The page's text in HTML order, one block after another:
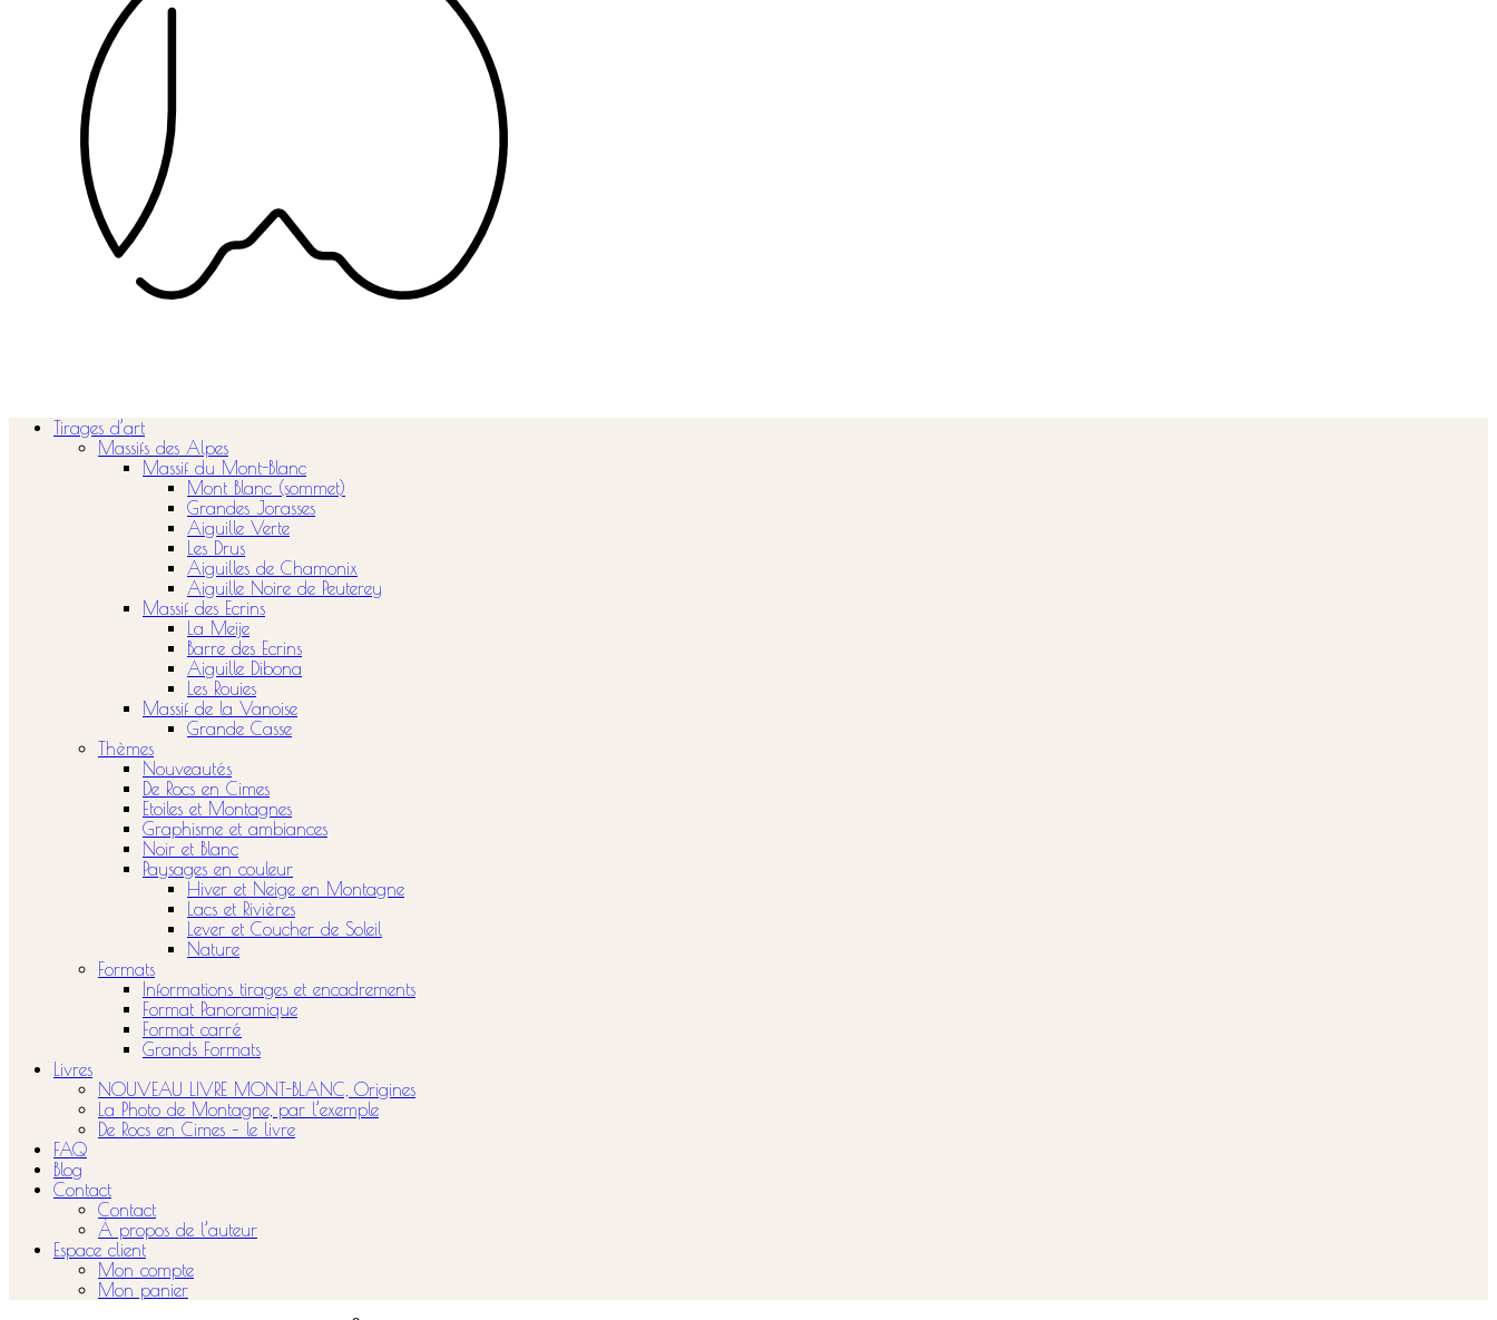
Tirages d’art
Massifs des Alpes
Massif du Mont-Blanc
Mont Blanc (sommet)
Grandes Jorasses
Aiguille Verte
Les Drus
Aiguilles de Chamonix
Aiguille Noire de Peuterey
Massif des Ecrins
La Meije
Barre des Ecrins
Aiguille Dibona
Les Rouies
Massif de la Vanoise
Grande Casse
Thèmes
Nouveautés
De Rocs en Cimes
Etoiles et Montagnes
Graphisme et ambiances
Noir et Blanc
Paysages en couleur
Hiver et Neige en Montagne
Lacs et Rivières
Lever et Coucher de Soleil
Nature
Formats
Informations tirages et encadrements
Format Panoramique
Format carré
Grands Formats
Livres
NOUVEAU LIVRE MONT-BLANC, Origines
La Photo de Montagne, par l’exemple
De Rocs en Cimes – le livre
FAQ
Blog
Contact
Contact
À propos de l’auteur
Espace client
Mon compte
Mon panier